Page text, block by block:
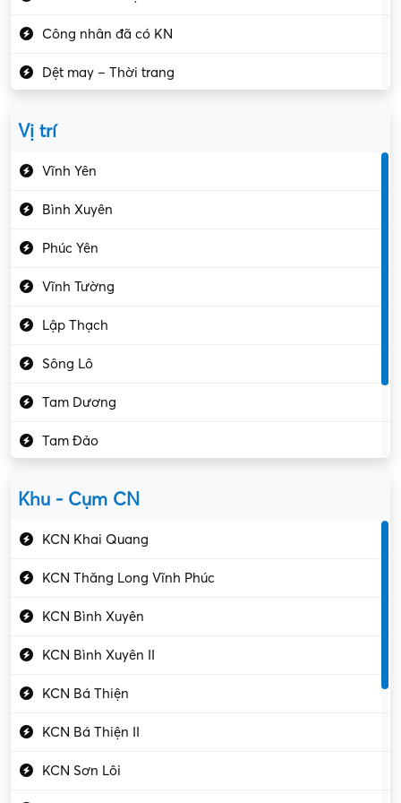
Công nhân đã có KN
Dệt may – Thời trang
Kiểm soát chất lượng
Kỹ sư cơ khí
Kỹ sư điện
Kỹ thuật cao
Kỹ thuật mạng – IT
Làm bán thời gian
Lao động phổ thông
Lập trình – Phát triển
Luật – Công chứng
Vị trí
Vĩnh Yên
Bình Xuyên
Phúc Yên
Vĩnh Tường
Lập Thạch
Sông Lô
Tam Dương
Tam Đảo
Khu - Cụm CN
KCN Khai Quang
KCN Thăng Long Vĩnh Phúc
KCN Bình Xuyên
KCN Bình Xuyên II
KCN Bá Thiện
KCN Bá Thiện II
KCN Sơn Lôi